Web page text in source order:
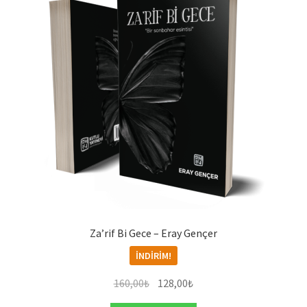
Za’rif Bi Gece – Eray Gençer
İNDIRIM!
160,00₺ Orijinal
128,00₺Şu